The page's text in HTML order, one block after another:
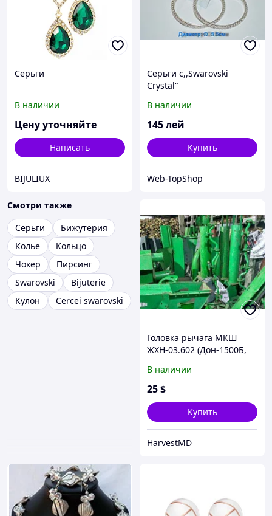
Серьги
В наличии
Цену уточняйте
Написать
BIJULIUX
Серьги с,,Swarovski
Crystal"
В наличии
145лей
Купить
Web-TopShop
Смотри также
Серьги
Бижутерия
Колье
Кольцо
Чокер
Пирсинг
Swarovski
Bijuterie
Кулон
Cercei swarovski
Головка рычага МКШ
ЖХН-03.602 (Дон-1500Б,
серьгами
В наличии
25$
Купить
HarvestMD